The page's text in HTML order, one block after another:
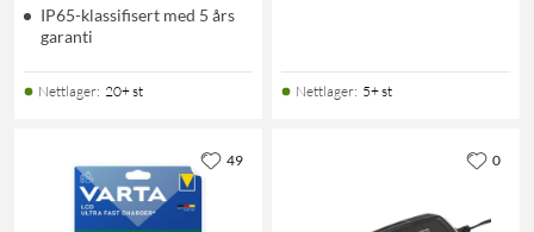
IP65-klassifisert med 5 års
garanti
Nettlager: 20+ st Nettlager: 5+ st
49 0